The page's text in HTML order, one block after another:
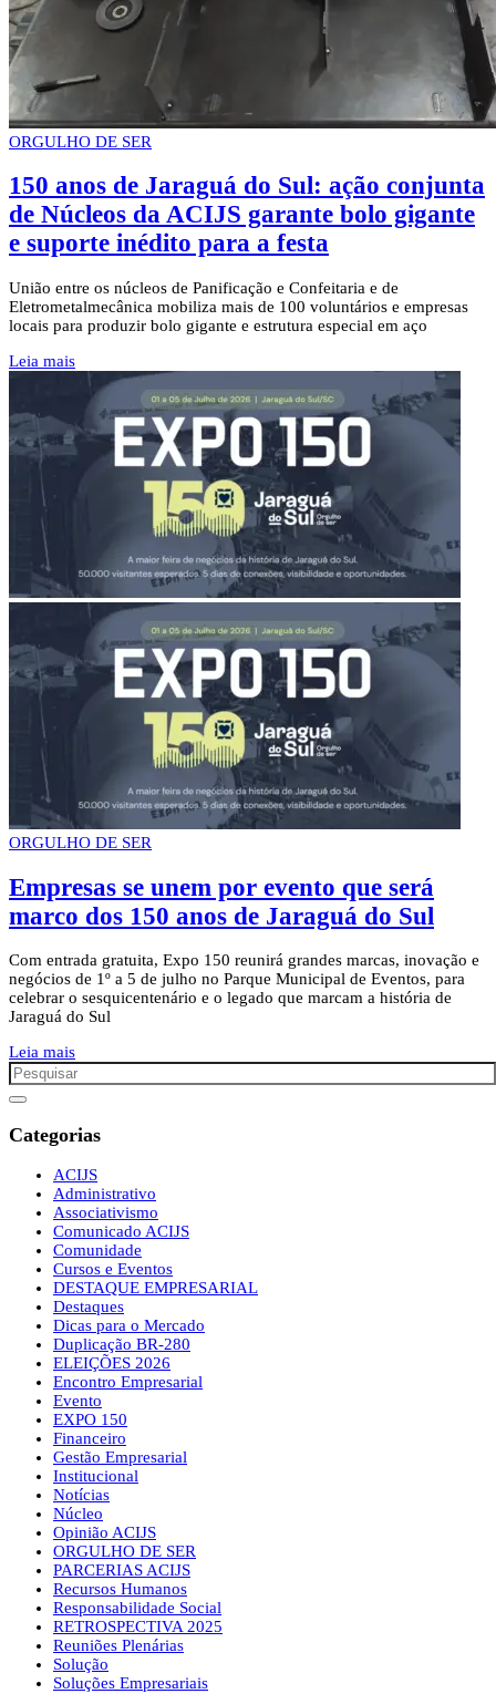
ORGULHO DE SER
150 anos de Jaraguá do Sul: ação conjunta
de Núcleos da ACIJS garante bolo gigante
e suporte inédito para a festa
União entre os núcleos de Panificação e Confeitaria e de
Eletrometalmecânica mobiliza mais de 100 voluntários e empresas
locais para produzir bolo gigante e estrutura especial em aço
Leia mais
ORGULHO DE SER
Empresas se unem por evento que será
marco dos 150 anos de Jaraguá do Sul
Com entrada gratuita, Expo 150 reunirá grandes marcas, inovação e
negócios de 1º a 5 de julho no Parque Municipal de Eventos, para
celebrar o sesquicentenário e o legado que marcam a história de
Jaraguá do Sul
Leia mais
Categorias
ACIJS
Administrativo
Associativismo
Comunicado ACIJS
Comunidade
Cursos e Eventos
DESTAQUE EMPRESARIAL
Destaques
Dicas para o Mercado
Duplicação BR-280
ELEIÇÕES 2026
Encontro Empresarial
Evento
EXPO 150
Financeiro
Gestão Empresarial
Institucional
Notícias
Núcleo
Opinião ACIJS
ORGULHO DE SER
PARCERIAS ACIJS
Recursos Humanos
Responsabilidade Social
RETROSPECTIVA 2025
Reuniões Plenárias
Solução
Soluções Empresariais